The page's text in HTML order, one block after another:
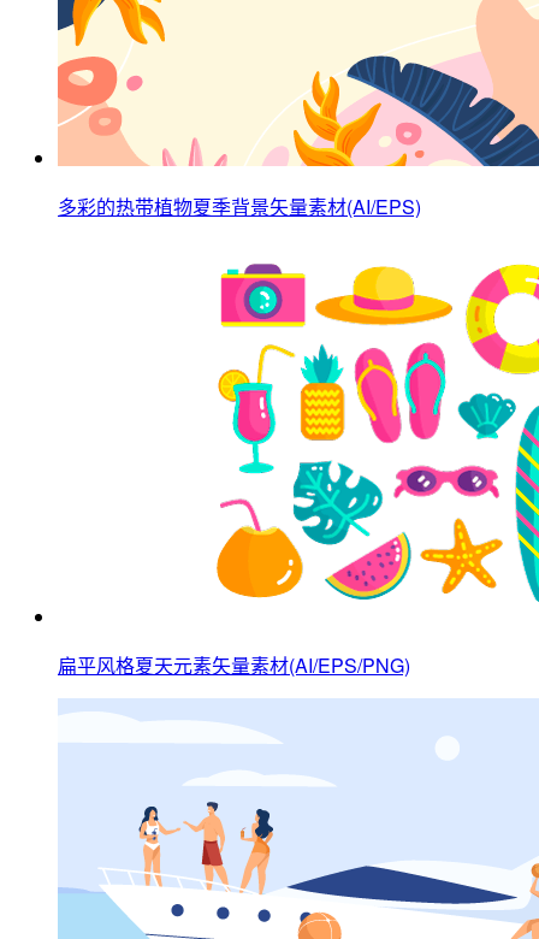
多彩的热带植物夏季背景矢量素材(AI/EPS)
扁平风格夏天元素矢量素材(AI/EPS/PNG)